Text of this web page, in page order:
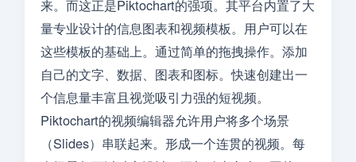
来。而这正是Piktochart的强项。其平台内置了大
量专业设计的信息图表和视频模板。用户可以在
这些模板的基础上。通过简单的拖拽操作。添加
自己的文字、数据、图表和图标。快速创建出一
个信息量丰富且视觉吸引力强的短视频。
Piktochart的视频编辑器允许用户将多个场景
（Slides）串联起来。形成一个连贯的视频。每